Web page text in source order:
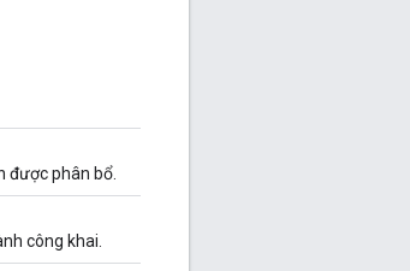
được phân bổ.
công khai.